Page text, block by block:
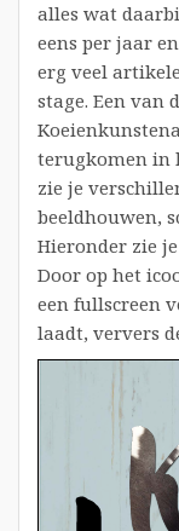
alles wat
eens per jaar
erg veel
stage. Een van
terugkomen in
zie je
beeldhouwen,
Hieronder zie
Door op het
een fullscreen
laadt, ververs